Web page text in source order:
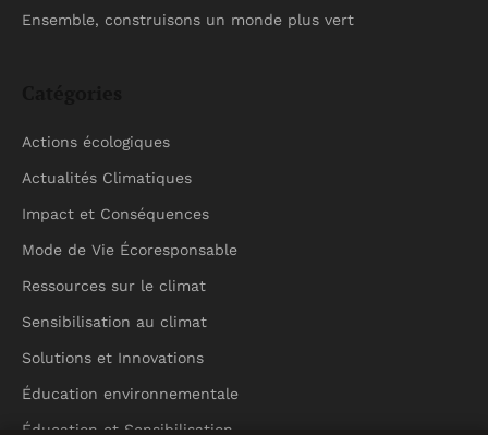
Ensemble, construisons un monde plus vert
Actions écologiques
Actualités Climatiques
Impact et Conséquences
Mode de Vie Écoresponsable
Ressources sur le climat
Sensibilisation au climat
Solutions et Innovations
Éducation environnementale
Éducation et Sensibilisation